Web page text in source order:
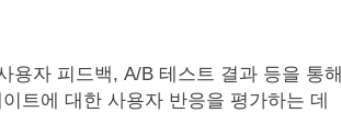
용자 피드백, A/B 테스트 결과 등을 통해
트에 대한 사용자 반응을 평가하는 데